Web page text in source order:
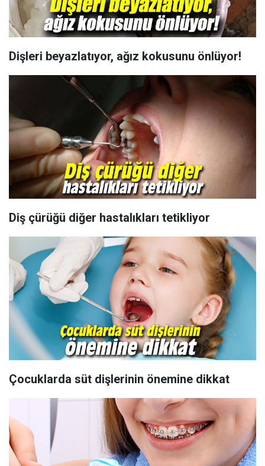
Dişleri beyazlatıyor, ağız kokusunu önlüyor!
Diş çürüğü diğer hastalıkları tetikliyor
Çocuklarda süt dişlerinin önemine dikkat